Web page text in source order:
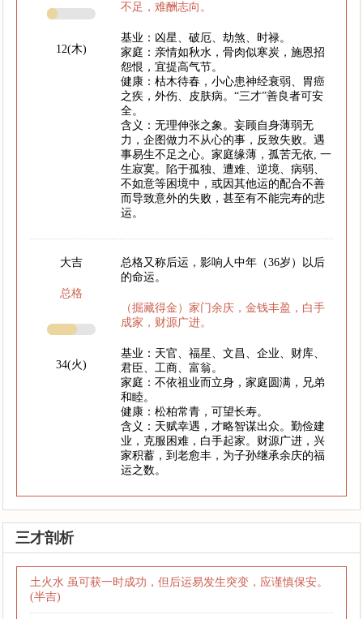
12(木)
不足，难酬志向。
基业：凶星、破厄、劫煞、时禄。
家庭：亲情如秋水，骨肉似寒炭，施恩招
怨恨，宜提高气节。
健康：枯木待春，小心患神经衰弱、胃癌
之疾，外伤、皮肤病。“三才”善良者可安
全。
含义：无理伸张之象。妄顾自身薄弱无
力，企图做力不从心的事，反致失败。遇
事易生不足之心。家庭缘薄，孤苦无依, 一
生寂寞。陷于孤独、遭难、逆境、病弱、
不如意等困境中，或因其他运的配合不善
而导致意外的失败，甚至有不能完寿的悲
运。
大吉
总格
34(火)
总格又称后运，影响人中年（36岁）以后
的命运。
（掘藏得金）家门余庆，金钱丰盈，白手
成家，财源广进。
基业：天官、福星、文昌、企业、财库、
君臣、工商、富翁。
家庭：不依祖业而立身，家庭圆满，兄弟
和睦。
健康：松柏常青，可望长寿。
含义：天赋幸遇，才略智谋出众。勤俭建
业，克服困难，白手起家。财源广进，兴
家积蓄，到老愈丰，为子孙继承余庆的福
运之数。
三才剖析
土火水 虽可获一时成功，但后运易发生突变，应谨慎保安。
(半吉)